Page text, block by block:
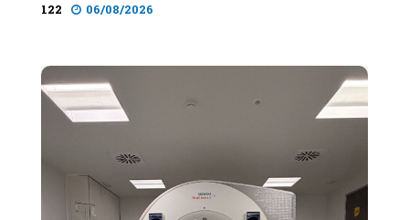
122 06/08/2026